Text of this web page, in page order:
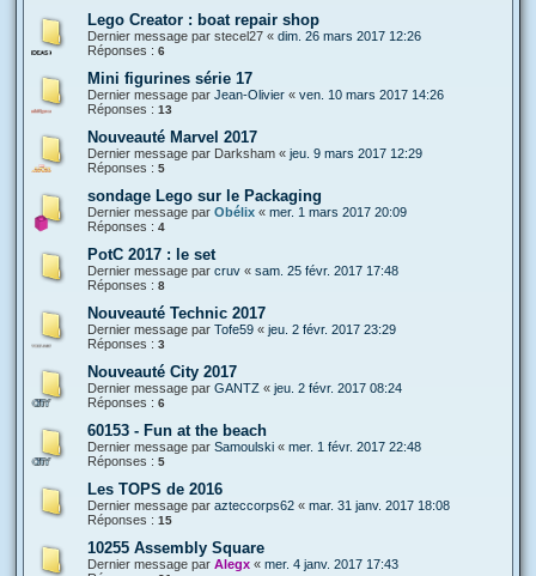
Lego Creator : boat repair shop
Dernier message par stecel27 « dim. 26 mars 2017 12:26
Réponses : 6
Mini figurines série 17
Dernier message par Jean-Olivier « ven. 10 mars 2017 14:26
Réponses : 13
Nouveauté Marvel 2017
Dernier message par Darksham « jeu. 9 mars 2017 12:29
Réponses : 5
sondage Lego sur le Packaging
Dernier message par Obélix « mer. 1 mars 2017 20:09
Réponses : 4
PotC 2017 : le set
Dernier message par cruv « sam. 25 févr. 2017 17:48
Réponses : 8
Nouveauté Technic 2017
Dernier message par Tofe59 « jeu. 2 févr. 2017 23:29
Réponses : 3
Nouveauté City 2017
Dernier message par GANTZ « jeu. 2 févr. 2017 08:24
Réponses : 6
60153 - Fun at the beach
Dernier message par Samoulski « mer. 1 févr. 2017 22:48
Réponses : 5
Les TOPS de 2016
Dernier message par azteccorps62 « mar. 31 janv. 2017 18:08
Réponses : 15
10255 Assembly Square
Dernier message par Alegx « mer. 4 janv. 2017 17:43